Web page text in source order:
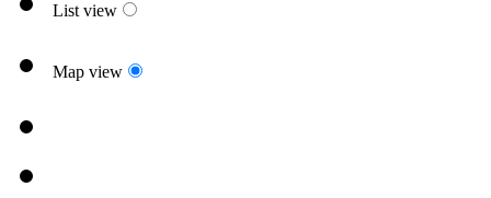
List view
Map view